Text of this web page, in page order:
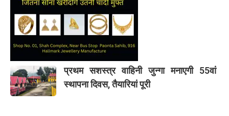
प्रथम सशस्त्र वाहिनी जुन्गा मनाएगी 55वां
स्थापना दिवस, तैयारियां पूरी